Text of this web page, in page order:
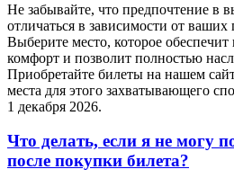
Не забывайте, что предпочтение в
отличаться в зависимости от
Выберите место, которое
комфорт и позволит полностью
Приобретайте билеты на нашем
места для этого захватывающего
1 декабря 2026.
Что делать, если я не могу
после покупки билета?